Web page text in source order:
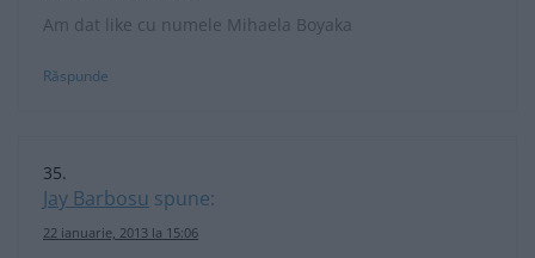
Am dat like cu numele Mihaela Boyaka
Răspunde
Jay Barbosu spune:
22 ianuarie, 2013 la 15:06